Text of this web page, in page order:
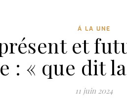
Á LA UNE
et
: « que dit
11 juin 2024